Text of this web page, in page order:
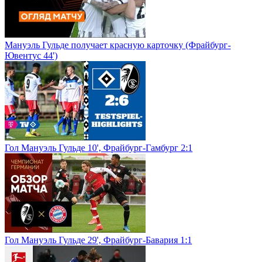
Мануэль Гульде получает красную карточку (Фрайбург-
Ювентус 44')
Гол Мануэль Гульде 10', Фрайбург-Гамбург 2:1
Гол Мануэль Гульде 29', Фрайбург-Бавария 1:1